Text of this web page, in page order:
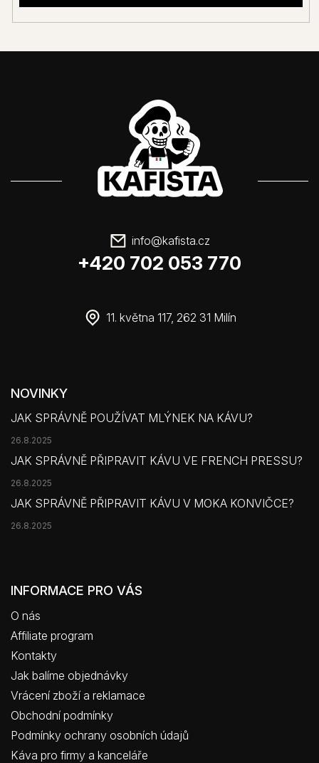
info@kafista.cz
+420 702 053 770
11. května 117, 262 31 Milín
NOVINKY
JAK SPRÁVNĚ POUŽÍVAT MLÝNEK NA KÁVU?
26.8.2025
JAK SPRÁVNĚ PŘIPRAVIT KÁVU VE FRENCH PRESSU?
26.8.2025
JAK SPRÁVNĚ PŘIPRAVIT KÁVU V MOKA KONVIČCE?
26.8.2025
INFORMACE PRO VÁS
O nás
Affiliate program
Kontakty
Jak balíme objednávky
Vrácení zboží a reklamace
Obchodní podmínky
Podmínky ochrany osobních údajů
Káva pro firmy a kanceláře